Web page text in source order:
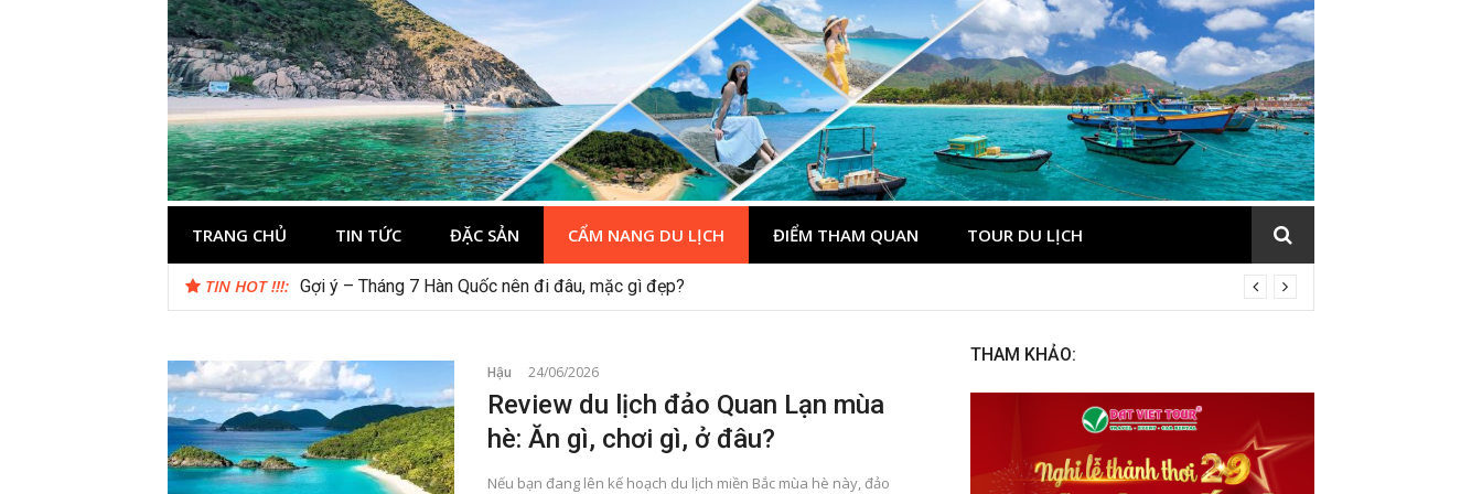
Kinh nghiệm du lịch Côn Đảo
Thông tin và kinh nghiệm khi du lịch Côn Đảo
TRANG CHỦ TIN TỨC ĐẶC SẢN CẨM NANG DU LỊCH ĐIỂM THAM QUAN TOUR DU LỊCH
TIN HOT !!!: Gợi ý – Tháng 7 Hàn Quốc nên đi đâu, mặc gì đẹp?
Hậu 24/06/2026
Review du lịch đảo Quan Lạn mùa
hè: Ăn gì, chơi gì, ở đâu?
Nếu bạn đang lên kế hoạch du lịch miền Bắc mùa hè này, đảo
THAM KHẢO: